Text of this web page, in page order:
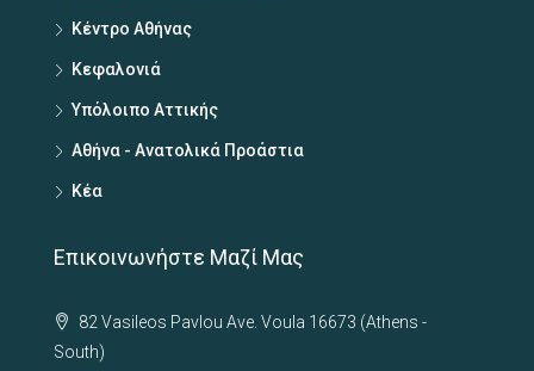
Κέντρο Αθήνας
Κεφαλονιά
Υπόλοιπο Αττικής
Αθήνα - Ανατολικά Προάστια
Κέα
Επικοινωνήστε Μαζί Μας
82 Vasileos Pavlou Ave. Voula 16673 (Athens -
South)